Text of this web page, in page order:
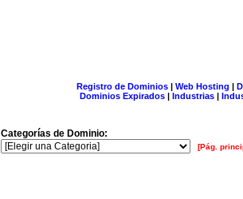
Registro de Dominios| Web Hosting |
Dominios Expirados | Industrias |
Categorías de Dominio:
[Pág.